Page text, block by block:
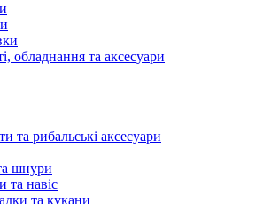
обладнання та аксесуари
та рибальські аксесуари
шнури
та навіс
та кукани